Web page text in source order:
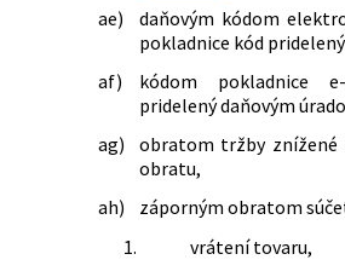
ae)
daňovým kódom
pokladnice kód
af)
kódom pokladnice
pridelený daňovým
ag)
obratom tržby znížené
obratu,
ah)
záporným obratom
1.
vrátení tovaru,